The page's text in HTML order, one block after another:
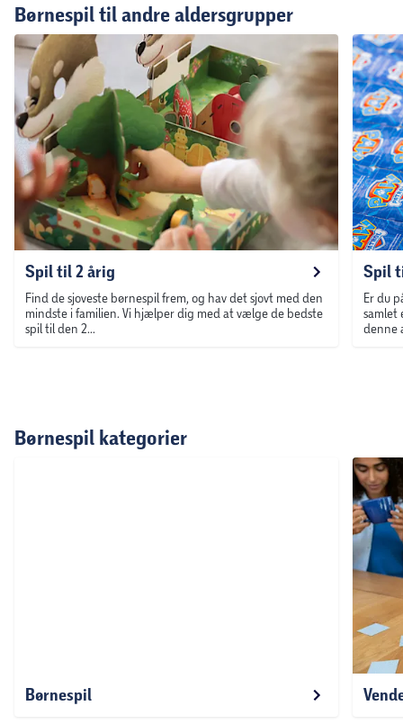
Børnespil til andre aldersgrupper
Spil til 2 årig
Find de sjoveste børnespil frem, og hav det sjovt med den
mindste i familien. Vi hjælper dig med at vælge de bedste
spil til den 2...
Spil
Er du
samlet
denne
Børnespil kategorier
Børnespil